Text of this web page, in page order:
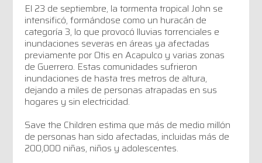
El 23 de septiembre, la tormenta tropical John se
intensificó, formándose como un huracán de
categoría 3, lo que provocó lluvias torrenciales e
inundaciones severas en áreas ya afectadas
previamente por Otis en Acapulco y varias zonas
de Guerrero. Estas comunidades sufrieron
inundaciones de hasta tres metros de altura,
dejando a miles de personas atrapadas en sus
hogares y sin electricidad.
Save the Children estima que más de medio millón
de personas han sido afectadas, incluidas más de
200,000 niñas, niños y adolescentes.